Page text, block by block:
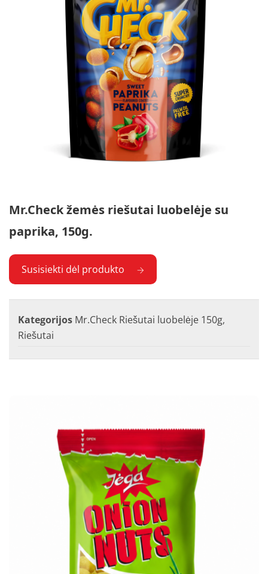
Mr.Check žemės riešutai luobelėje su
paprika, 150g.
Susisiekti dėl produkto
Kategorijos Mr.Check Riešutai luobelėje 150g,
Riešutai